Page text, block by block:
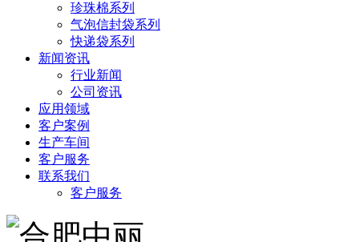
珍珠棉系列
气泡信封袋系列
快递袋系列
新闻资讯
行业新闻
公司资讯
应用领域
客户案例
生产车间
客户服务
联系我们
客户服务